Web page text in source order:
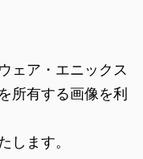
ェア・エニックス
所有する画像を利
します。